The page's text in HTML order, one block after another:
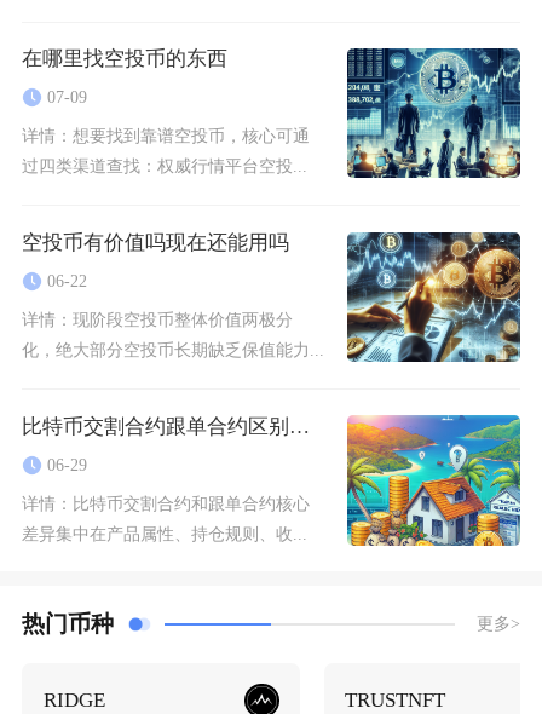
在哪里找空投币的东西
07-09
详情： 想要找到靠谱空投币，核心可通
过四类渠道查找：权威行情平台空投...
空投币有价值吗现在还能用吗
06-22
详情： 现阶段空投币整体价值两极分
化，绝大部分空投币长期缺乏保值能力...
比特币交割合约跟单合约区别在哪
06-29
详情： 比特币交割合约和跟单合约核心
差异集中在产品属性、持仓规则、收...
热门币种 更多>
RIDGE TRUSTNFT